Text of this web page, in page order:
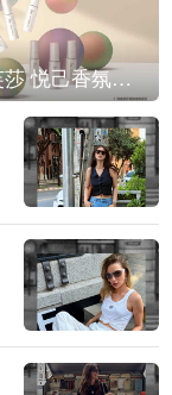
IPSA茵芙莎 悦己香氛凝露上市